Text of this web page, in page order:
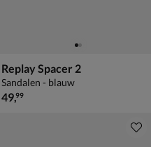
Replay Spacer 2
Sandalen - blauw
€ 49,99
49,99